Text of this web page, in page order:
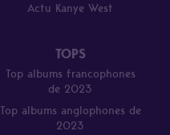
Actu Kanye West
TOPS
Top albums francophones
de 2023
Top albums anglophones de
2023